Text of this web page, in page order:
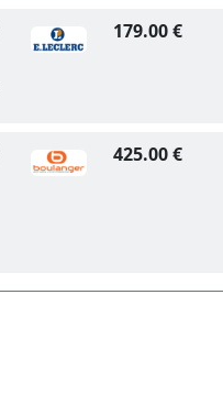
179.00 €
425.00 €